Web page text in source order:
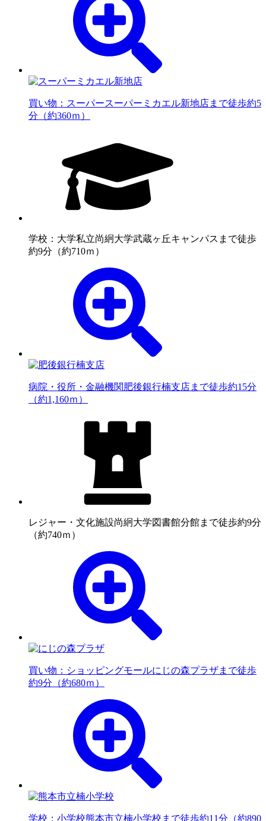
買い物：スーパースーパーミカエル新地店まで徒歩約5
分（約360ｍ）
学校：大学私立尚絅大学武蔵ヶ丘キャンパスまで徒歩
約9分（約710ｍ）
病院・役所・金融機関肥後銀行楠支店まで徒歩約15分
（約1,160ｍ）
レジャー・文化施設尚絅大学図書館分館まで徒歩約9分
（約740ｍ）
買い物：ショッピングモールにじの森プラザまで徒歩
約9分（約680ｍ）
学校：小学校熊本市立楠小学校まで徒歩約11分（約890